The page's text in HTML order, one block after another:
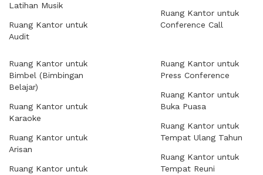
Latihan Musik
Ruang Kantor untuk
Audit
Ruang Kantor untuk
Conference Call
Ruang Kantor untuk
Bimbel (Bimbingan
Belajar)
Ruang Kantor untuk
Karaoke
Ruang Kantor untuk
Arisan
Ruang Kantor untuk
Ruang Kantor untuk
Press Conference
Ruang Kantor untuk
Buka Puasa
Ruang Kantor untuk
Tempat Ulang Tahun
Ruang Kantor untuk
Tempat Reuni